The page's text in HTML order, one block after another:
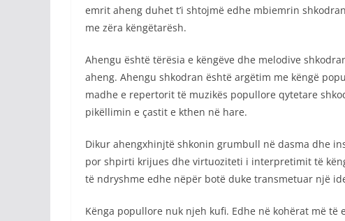
emrit aheng duhet t’i shtojmë edhe mbiemrin
me zëra këngëtarësh.
Ahengu është tërësia e këngëve dhe melodive
aheng. Ahengu shkodran është argëtim me këngë
madhe e repertorit të muzikës popullore qytetare
pikëllimin e çastit e kthen në hare.
Dikur ahengxhinjtë shkonin grumbull në dasma dhe
por shpirti krijues dhe virtuoziteti i interpretimit të
të ndryshme edhe nëpër botë duke transmetuar një
Kënga popullore nuk njeh kufi. Edhe në kohërat më